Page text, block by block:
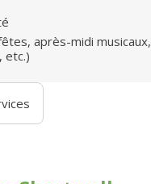
après-midi musicaux,
etc.)